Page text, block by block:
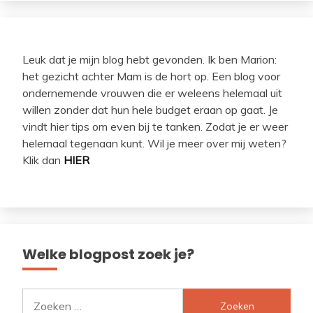
Leuk dat je mijn blog hebt gevonden. Ik ben Marion:
het gezicht achter Mam is de hort op. Een blog voor
ondernemende vrouwen die er weleens helemaal uit
willen zonder dat hun hele budget eraan op gaat. Je
vindt hier tips om even bij te tanken. Zodat je er weer
helemaal tegenaan kunt. Wil je meer over mij weten?
Klik dan HIER
Welke blogpost zoek je?